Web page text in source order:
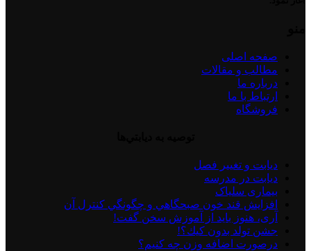
صفحه اصلی
مطالب و مقالات
درباره ما
ارتباط با ما
فروشگاه
دیابت و تغییر فصل
دیابت در مدرسه
بیماری سلیاک
افزايش قند خون صبحگاهي و چگونگي كنترل آن
آری، هنوز باید از آموزش سخن گفت!
جشن تولد بدون كيك؟!
درصورت اضافه وزن چه کنیم؟